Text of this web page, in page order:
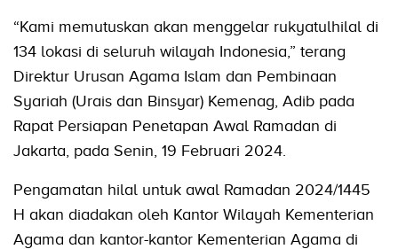
“Kami memutuskan akan menggelar rukyatulhilal di
134 lokasi di seluruh wilayah Indonesia,” terang
Direktur Urusan Agama Islam dan Pembinaan
Syariah (Urais dan Binsyar) Kemenag, Adib pada
Rapat Persiapan Penetapan Awal Ramadan di
Jakarta, pada Senin, 19 Februari 2024.
Pengamatan hilal untuk awal Ramadan 2024/1445
H akan diadakan oleh Kantor Wilayah Kementerian
Agama dan kantor-kantor Kementerian Agama di